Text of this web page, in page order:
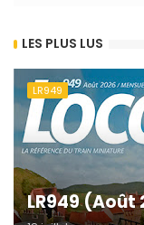
LES PLUS LUS
LR949
LR949